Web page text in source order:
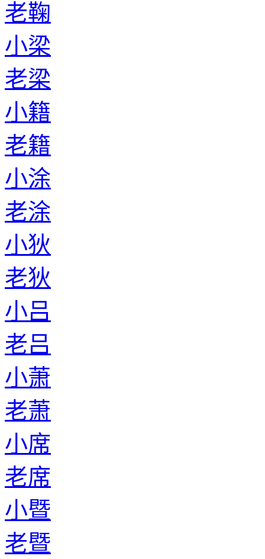
小萧
老萧
小席
老席
小暨
老暨
小史
老史
小蔺
老蔺
小衡
老衡
小扶
老扶
小虞
老虞
小莫